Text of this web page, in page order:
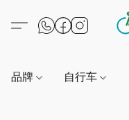
品牌 自行车